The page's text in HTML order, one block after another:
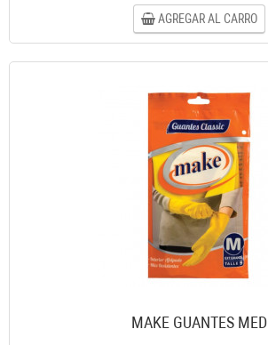
AGREGAR AL CARRO
MAKE GUANTES MED